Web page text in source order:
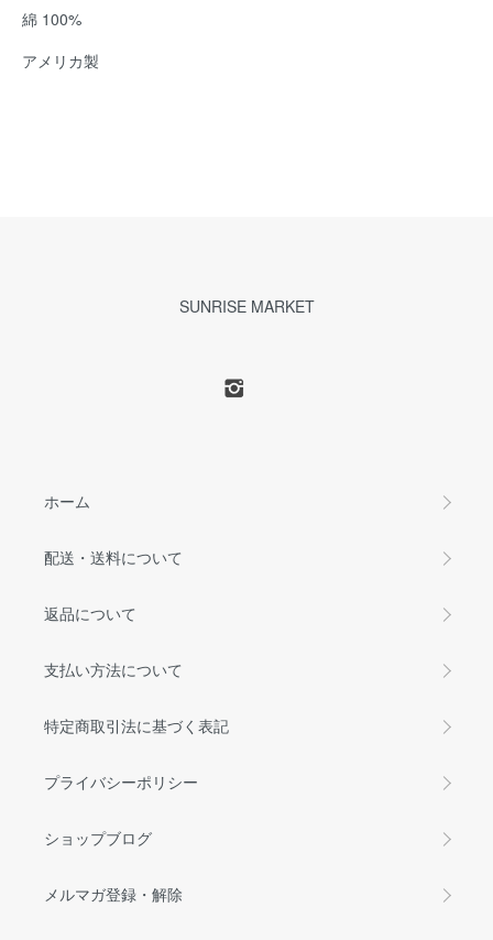
綿 100%
アメリカ製
SUNRISE MARKET
ホーム
配送・送料について
返品について
支払い方法について
特定商取引法に基づく表記
プライバシーポリシー
ショップブログ
メルマガ登録・解除